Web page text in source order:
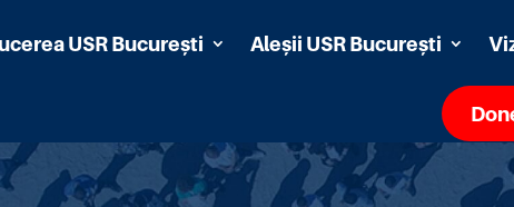
USR București Aleșii USR București